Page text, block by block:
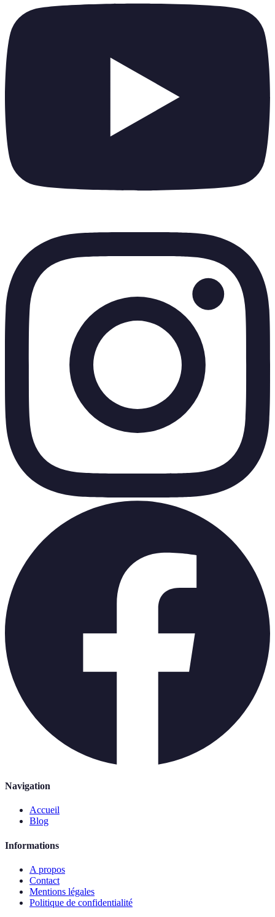
Navigation
Accueil
Blog
Informations
A propos
Contact
Mentions légales
Politique de confidentialité